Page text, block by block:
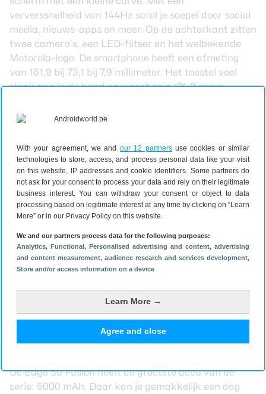
With your agreement, we and our 12 partnersuse cookies or similar
technologies to store, access, and process personal data like your visit
on this website, IP addresses and cookie identifiers. Some partners do
not ask for your consent to process your data and rely on their legitimate
business interest. You can withdraw your consent or object to data
processing based on legitimate interest at any time by clicking on “Learn
More” or in our Privacy Policy on this website.
We and our partners process data for the following purposes:
Analytics, Functional, Personalised advertising and content, advertising
and content measurement, audience research and services development,
Store and/or access information on a device
Learn More →
Agree and close
ververssnelheid van 144Hz scrol je soepel door social
media, nieuws-apps en meer. Op de achterkant zitten
twee camera’s, een LED-flitser en het welbekende
Motorola-logo. De smartphone heeft een afmeting
van 161,9 bij 73,1 bij 7,9 millimeter. Het toestel voel
slank aan in de hand en weegt zo’n 174,9 gram.
heeft de Fusion een IP68-certificering. Dat betekent
nog weleens door de regen wandelt of de telefoon
meeneemt naar een werkplaats. De textuur op de
achterkant van de Edge 50 Fusion verschilt per
kleur:Motorolaheeft voor de roze uitvoering een
vegan suède achterkant, terwijl de ‘Marshmallow
Blue’ vegan leer bevat.
Onder de motorkap van de Motorola Edge 50 Fusion
zit een Qualcomm Snapdragon 7s Gen 2. Die chipset
kan het dagelijkse gebruik gemakkelijk aan, al zullen
ondersteunt ook een aantalAI-taken die Motorola
voor deze smartphone-lijn heeft ontwikkeld. Je kan bij
de Edge 50 Fusion kiezen uit 8 GB of 12 GB
werkgeheugen. Ook is er de optie voor 256 GB of 512
De Edge 50 Fusion heeft de grootste accu van de
serie: 5000 mAh. Daar kan je gemakkelijk een dag